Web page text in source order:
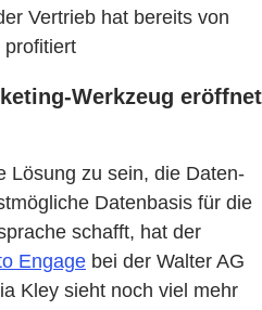
Vertrieb hat bereits von
profitiert
Werkzeug eröffnet
Lösung zu sein, die Daten-
Datenbasis für die
schafft, hat der
Engage bei der Walter AG
Kley sieht noch viel mehr